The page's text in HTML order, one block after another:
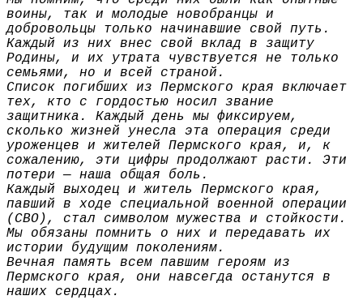
воины, так и молодые новобранцы и
добровольцы только начинавшие свой путь.
Каждый из них внес свой вклад в защиту
Родины, и их утрата чувствуется не только
семьями, но и всей страной.
Список погибших из Пермского края включает
тех, кто с гордостью носил звание
защитника. Каждый день мы фиксируем,
сколько жизней унесла эта операция среди
уроженцев и жителей Пермского края, и, к
сожалению, эти цифры продолжают расти. Эти
потери — наша общая боль.
Каждый выходец и житель Пермского края,
павший в ходе специальной военной операции
(СВО), стал символом мужества и стойкости.
Мы обязаны помнить о них и передавать их
истории будущим поколениям.
Вечная память всем павшим героям из
Пермского края, они навсегда останутся в
наших сердцах.